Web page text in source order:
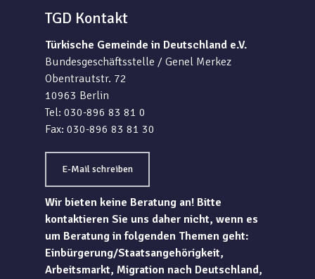
TGD Kontakt
Türkische Gemeinde in Deutschland e.V.
Bundesgeschäftsstelle / Genel Merkez
Obentrautstr. 72
10963 Berlin
Tel: 030-896 83 81 0
Fax: 030-896 83 81 30
E-Mail schreiben
Wir bieten keine Beratung an! Bitte
kontaktieren Sie uns daher nicht, wenn es
um Beratung in folgenden Themen geht:
Einbürgerung/Staatsangehörigkeit,
Arbeitsmarkt, Migration nach Deutschland,